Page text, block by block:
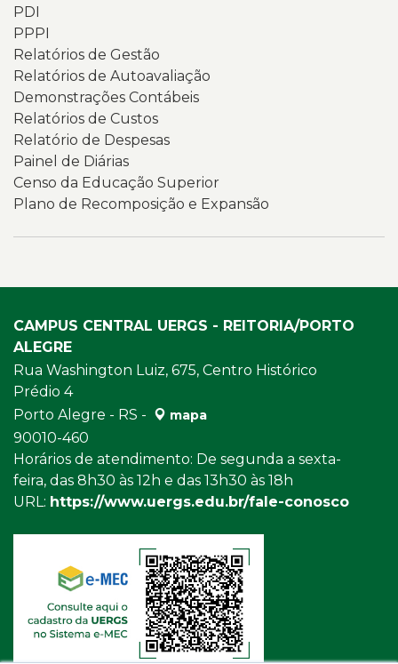
PDI
PPPI
Relatórios de Gestão
Relatórios de Autoavaliação
Demonstrações Contábeis
Relatórios de Custos
Relatório de Despesas
Painel de Diárias
Censo da Educação Superior
Plano de Recomposição e Expansão
CAMPUS CENTRAL UERGS - REITORIA/PORTO
ALEGRE
Rua Washington Luiz, 675, Centro Histórico
Prédio 4
Porto Alegre - RS -
mapa
90010-460
Horários de atendimento: De segunda a sexta-
feira, das 8h30 às 12h e das 13h30 às 18h
URL: https://www.uergs.edu.br/fale-conosco